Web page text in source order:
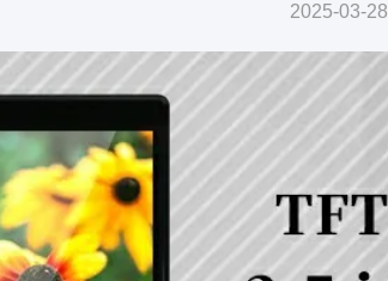
2025-03-28